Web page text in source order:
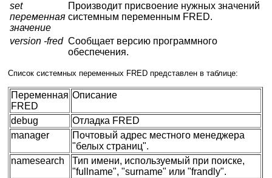
set
переменная
значение
Производит присвоение нужных значений
системным переменным FRED.
version -fred Сообщает версию программного
обеспечения.
Список системных переменных FRED представлен в таблице:
Переменная
FRED
Описание
debug
Отладка FRED
manager
Почтовый адрес местного менеджера
"белых страниц".
namesearch
Тип имени, используемый при поиске,
"fullname", "surname" или "frandly".